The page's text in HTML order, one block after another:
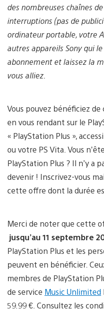
des nombreuses chaînes de
interruptions (pas de
ordinateur portable, votre
autres appareils Sony qui
abonnement et laissez la
vous alliez.
Vous pouvez bénéficiez
en vous rendant sur le
« PlayStation Plus »,
ou votre PS Vita. Vous
PlayStation Plus ? Il n’y a
devenir ! Inscrivez-vous
cette offre dont la durée
Merci de noter que cette
jusqu’au 11 septembre
PlayStation Plus et les
peuvent en bénéficier.
membres de PlayStation
de service Music Unlimited
59.99 €. Consultez les